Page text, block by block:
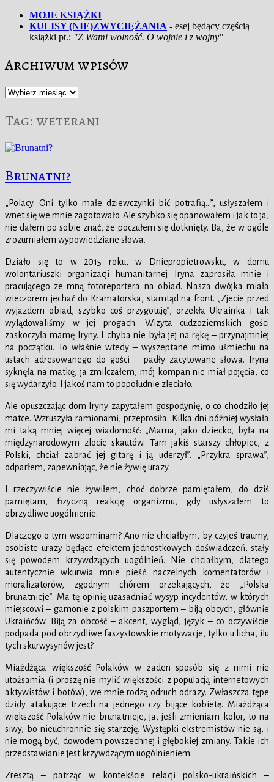
MOJE KSIĄŻKI
KULISY (NIE)ZWYCIĘŻANIA - esej będący częścią
książki pt.: "Z Wami wolność. O wojnie i z wojny"
Archiwum wpisów
Archiwum
Tag:weterani
Brunatni?
„Polacy. Oni tylko małe dziewczynki bić potrafią…”, usłyszałem i
wnet się we mnie zagotowało. Ale szybko się opanowałem i jak to ja,
nie dałem po sobie znać, że poczułem się dotknięty. Ba, że w ogóle
zrozumiałem wypowiedziane słowa.
Działo się to w 2015 roku, w Dniepropietrowsku, w domu
wolontariuszki organizacji humanitarnej. Iryna zaprosiła mnie i
pracującego ze mną fotoreportera na obiad. Nasza dwójka miała
wieczorem jechać do Kramatorska, stamtąd na front. „Zjecie przed
wyjazdem obiad, szybko coś przygotuję”, orzekła Ukrainka i tak
wylądowaliśmy w jej progach. Wizyta cudzoziemskich gości
zaskoczyła mamę Iryny. I chyba nie była jej na rękę – przynajmniej
na początku. To właśnie wtedy – wyszeptane mimo uśmiechu na
ustach adresowanego do gości – padły zacytowane słowa. Iryna
syknęła na matkę, ja zmilczałem, mój kompan nie miał pojęcia, co
się wydarzyło. I jakoś nam to popołudnie zleciało.
Ale opuszczając dom Iryny zapytałem gospodynię, o co chodziło jej
matce. Wzruszyła ramionami, przeprosiła. Kilka dni później wysłała
mi taką mniej więcej wiadomość: „Mama, jako dziecko, była na
międzynarodowym zlocie skautów. Tam jakiś starszy chłopiec, z
Polski, chciał zabrać jej gitarę i ją uderzył”. „Przykra sprawa”,
odparłem, zapewniając, że nie żywię urazy.
I rzeczywiście nie żywiłem, choć dobrze pamiętałem, do dziś
pamiętam, fizyczną reakcję organizmu, gdy usłyszałem to
obrzydliwe uogólnienie.
Dlaczego o tym wspominam? Ano nie chciałbym, by czyjeś traumy,
osobiste urazy będące efektem jednostkowych doświadczeń, stały
się powodem krzywdzących uogólnień. Nie chciałbym, dlatego
autentycznie wkurwia mnie pieśń naczelnych komentatorów i
moralizatorów, zgodnym chórem orzekających, że „Polska
brunatnieje”. Ma tę opinię uzasadniać wysyp incydentów, w których
miejscowi – gamonie z polskim paszportem – biją obcych, głównie
Ukraińców. Biją za obcość – akcent, wygląd, język – co oczywiście
podpada pod obrzydliwe faszystowskie motywacje, tylko u licha, ilu
tych skurwysynów jest?
Miażdżąca większość Polaków w żaden sposób się z nimi nie
utożsamia (i proszę nie mylić większości z populacją internetowych
aktywistów i botów), we mnie rodzą odruch odrazy. Zwłaszcza tępe
dzidy atakujące trzech na jednego czy bijące kobietę. Miażdżąca
większość Polaków nie brunatnieje, ja, jeśli zmieniam kolor, to na
siwy, bo nieuchronnie się starzeję. Występki ekstremistów nie są, i
nie mogą być, dowodem powszechnej i głębokiej zmiany. Takie ich
przedstawianie jest krzywdzącym uogólnieniem.
Zresztą – patrząc w kontekście relacji polsko-ukraińskich –